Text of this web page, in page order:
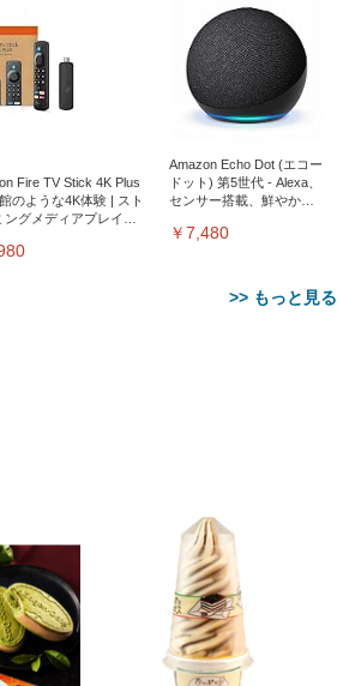
Fire TV Stick 4K Plus
のような4K体験 | スト
ングメディアプレイヤ
Amazon Echo Dot (エコー
ドット) 第5世代 - Alexa、
センサー搭載、鮮やかな
￥7,480
>> もっと見る
疲れない テレワーク
強化バックレスト 30度
ング機能 人間工学 椅子
ート 90度跳ね上げ式ア
スト 3Dヘッドレスト
ー付き 高反発クッショ
ェア 通気性メッシュ
ング/勉強/事務用 おし
ANDWINT オフィスチェ
ア デスクチェア 肘なし メ
ッシュ 通気性 ランバーサ
ポート付き 腰サポート ガ
ス圧無段階昇降 360度回
転 キャスター付き コンパ
クト 幅52×奥行58.5×高さ
84～96cm テレワーク 在
宅勤務 ブラック
￥4,139
）VA 非光
VGA
蔵 高さ調整 ス
対応
ビジネス向け
【MiniLED/24.5inch/280Hz/FHD】
GRAPHT THE SHOOTER
Gaming Monitor 24” Essential ゲ
ーミングモニター QD 24.5インチ
1ms FHD 量子ドット 残像低減 (3
年保証 | 輝点保証 | 日本メーカー)
￥34,980
【Amazon.co.jp限定】
Basic アイリスオーヤマ
シーツ 超厚型 お徳用
100枚入 (x 1) (ケース
アイリスオーヤマ ペット
シーツ 超厚型 お徳用 レギ
ュラー 200枚入
【Amazon.co.jp限定】
￥3,731